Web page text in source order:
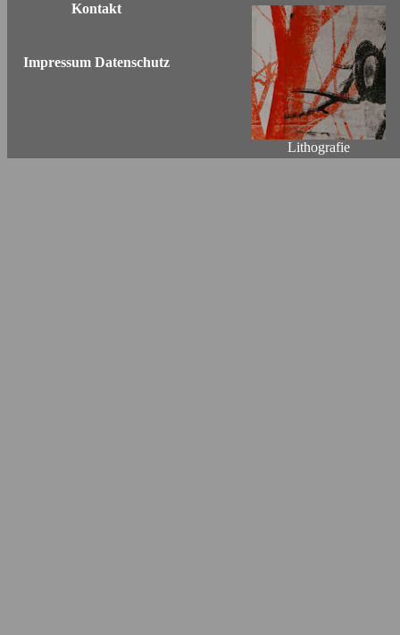
Lithografie
Kontakt
Impressum Datenschutz